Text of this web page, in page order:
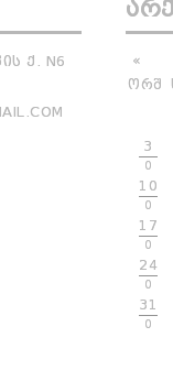
Ქ. N6
«
ᲝᲠᲨ
3
0
10
0
17
0
24
0
31
0